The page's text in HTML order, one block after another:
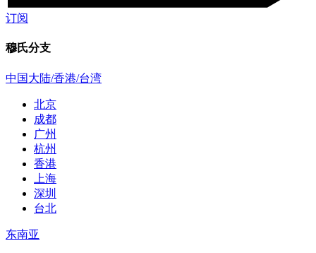
订阅
穆氏分支
中国大陆/香港/台湾
北京
成都
广州
杭州
香港
上海
深圳
台北
东南亚